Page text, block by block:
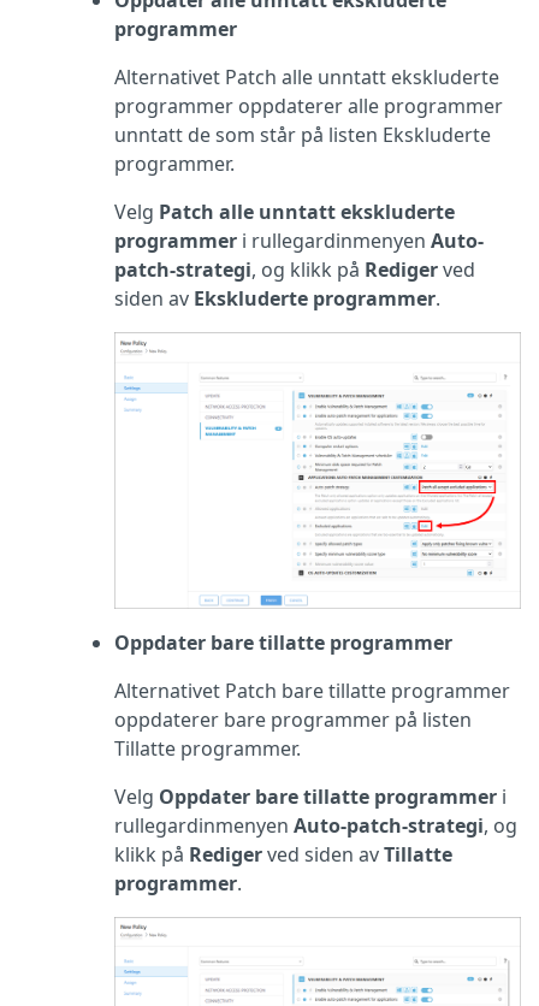
programmer
Alternativet Patch alle unntatt ekskluderte
programmer oppdaterer alle programmer
unntatt de som står på listen Ekskluderte
programmer.
Velg Patch alle unntatt ekskluderte
programmer i rullegardinmenyen Auto-
patch-strategi, og klikk på Redigerved
siden av Ekskluderte programmer.
Oppdater bare tillatte programmer
Alternativet Patch bare tillatte programmer
oppdaterer bare programmer på listen
Tillatte programmer.
Velg Oppdater bare tillatte programmer i
rullegardinmenyen Auto-patch-strategi, og
klikk på Redigerved siden avTillatte
programmer.